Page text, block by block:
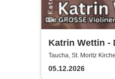
Katrin Wettin -
Violinen-
Taucha, St. Moritz Kirche
05.12.2026